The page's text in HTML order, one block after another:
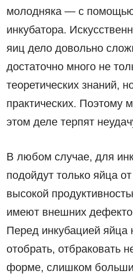
молодняка — с
инкубатора.
яиц дело довольно
достаточно много не
теоретических знаний,
практических. Поэтому
этом деле терпят
В любом случае, для
подойдут только яйца
высокой
имеют внешних
Перед инкубацией яйца
отобрать, отбраковать
форме, слишком